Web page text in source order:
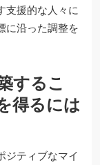
支援的な人々に
に沿った調整を
するこ
得るには
ジティブなマイ